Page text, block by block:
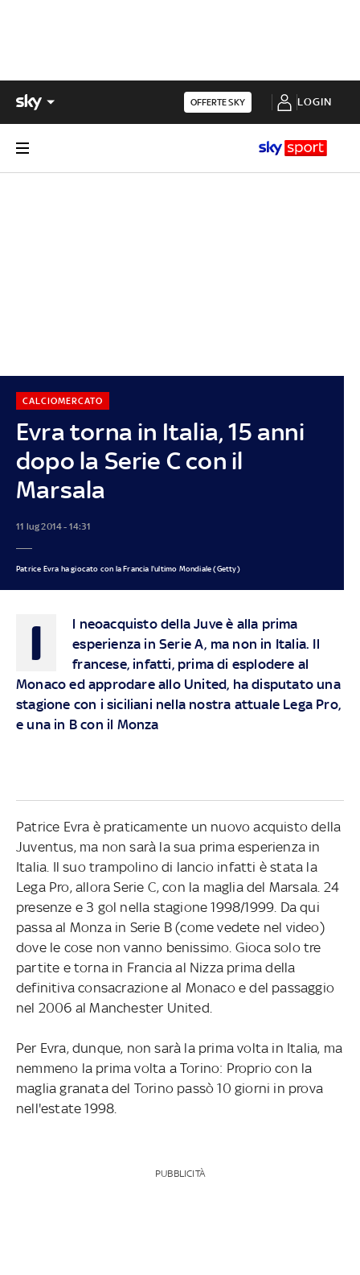
OFFERTE SKY LOGIN
Evra torna in Italia, 15 anni
dopo la Serie C con il
Marsala
CALCIOMERCATO
11 lug 2014 - 14:31
Patrice Evra ha giocato con la Francia l'ultimo Mondiale (Getty)
I
l neoacquisto della Juve è alla prima
esperienza in Serie A, ma non in Italia. Il
francese, infatti, prima di esplodere al
Monaco ed approdare allo United, ha disputato una
stagione con i siciliani nella nostra attuale Lega Pro,
e una in B con il Monza
Patrice Evra è praticamente un nuovo acquisto della
Juventus, ma non sarà la sua prima esperienza in
Italia. Il suo trampolino di lancio infatti è stata la
Lega Pro, allora Serie C, con la maglia del Marsala. 24
presenze e 3 gol nella stagione 1998/1999. Da qui
passa al Monza in Serie B (come vedete nel video)
dove le cose non vanno benissimo. Gioca solo tre
partite e torna in Francia al Nizza prima della
definitiva consacrazione al Monaco e del passaggio
nel 2006 al Manchester United.
Per Evra, dunque, non sarà la prima volta in Italia, ma
nemmeno la prima volta a Torino: Proprio con la
maglia granata del Torino passò 10 giorni in prova
nell'estate 1998.
PUBBLICITÀ